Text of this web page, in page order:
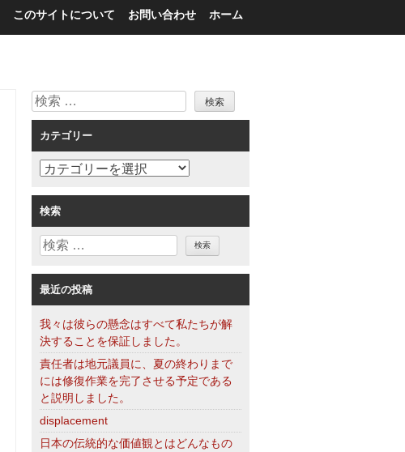
ホーム
お問い合わせ
このサイトについて
検
索
カテゴリー
カ
ゴ
リ
ー
検索
検
最近の投稿
我々は彼らの懸念はすべて私たちが解
決することを保証しました。
責任者は地元議員に、夏の終わりまで
には修復作業を完了させる予定である
と説明しました。
displacement
日本の伝統的な価値観とはどんなもの